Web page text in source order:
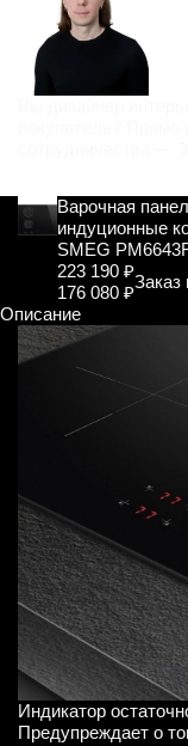
Варочная
индуционные
SMEG
176 080 ₽
223 190 ₽
Заказ
Описание
Индикатор
Предупреждает о